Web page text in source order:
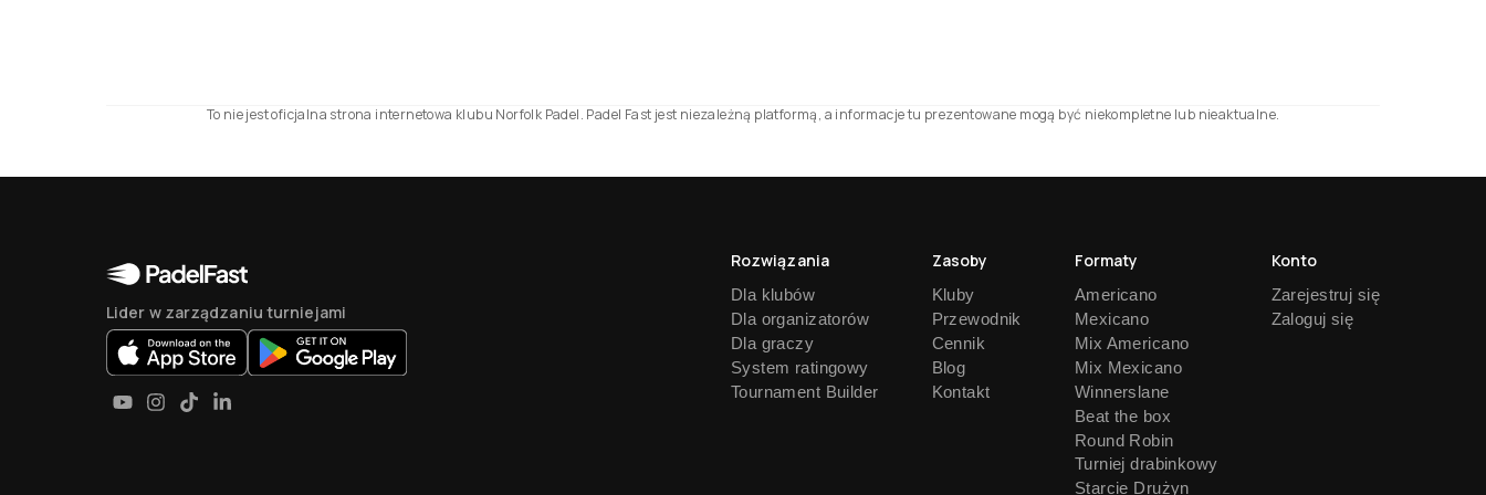
To nie jest oficjalna strona internetowa klubu Norfolk Padel. Padel Fast jest niezależną platformą, a informacje tu prezentowane mogą być niekompletne lub nieaktualne.
Lider w zarządzaniu turniejami
Rozwiązania
Dla klubów
Dla organizatorów
Dla graczy
System ratingowy
Tournament Builder
Zasoby
Kluby
Przewodnik
Cennik
Blog
Kontakt
Formaty
Americano
Mexicano
Mix Americano
Mix Mexicano
Winnerslane
Beat the box
Round Robin
Turniej drabinkowy
Starcie Drużyn
Konto
Zarejestruj się
Zaloguj się